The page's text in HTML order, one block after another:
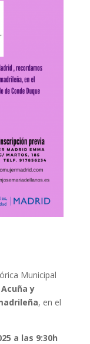
Municipal
y
, en el
a las 9:30h